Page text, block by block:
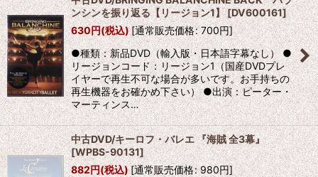
ンシンを振り返る【リージョン1】[DV600161]
630円(税込) [通常販売価格: 700円]
●種類：新品DVD（輸入版・日本語字幕なし） ●
リージョンコード：リージョン1（国産DVDプレ
イヤーで再生不可な場合が多いです。お手持ちの
再生機器をお確かめ下さい） ●出演：ピーター・
マーティンス…
中古DVD/キーロフ・バレエ 『海賊 全3幕』
[WPBS-90131]
882円(税込)[通常販売価格: 980円]